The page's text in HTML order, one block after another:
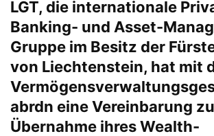
LGT, die internationale
Banking- und Asset-
Gruppe im Besitz der
von Liechtenstein, hat mit
abrdn eine Vereinbarung
Übernahme ihres Wealth-